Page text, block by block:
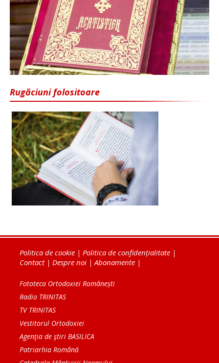
Rugăciuni folositoare
Politica de cookie | Politica de confidențialitate |
Contact| Despre noi |Abonamente |
Fototeca Ortodoxiei Românești
Radio TRINITAS
TV TRINITAS
Vestitorul Ortodoxiei
Agenţia de ştiri BASILICA
Patriarhia Română